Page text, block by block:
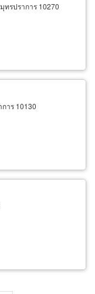
ทรปราการ 10270
าร 10130